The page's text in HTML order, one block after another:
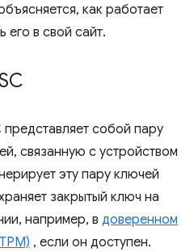
как работает
его в свой сайт.
собой пару
связанную с устройством
эту пару ключей
закрытый ключ на
например, в доверенном
, если он доступен.